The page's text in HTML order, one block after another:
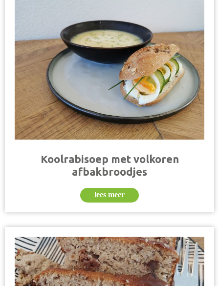
Koolrabisoep met volkoren
afbakbroodjes
lees meer